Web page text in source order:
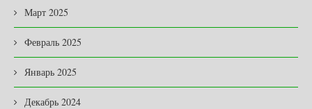
Март 2025
Февраль 2025
Январь 2025
Декабрь 2024